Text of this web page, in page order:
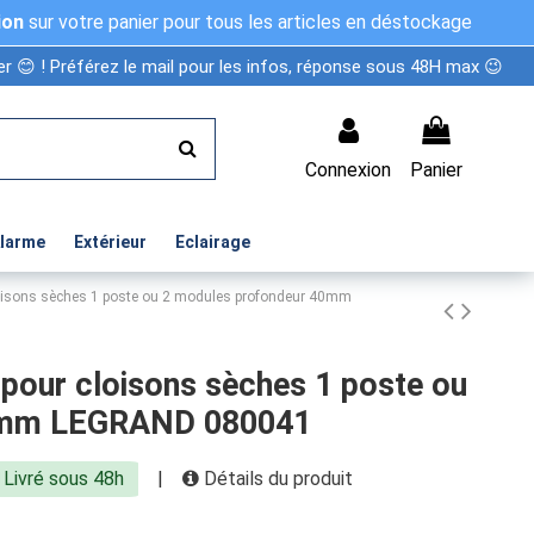
sur votre panier pour tous les articles en déstockage
😊 ! Préférez le mail pour les infos, réponse sous 48H max 😉
Connexion Panier
Extérieur Eclairage
sèches 1 poste ou 2 modules profondeur 40mm
cloisons sèches 1 poste ou
LEGRAND 080041
Livré sous 48h Détails du produit